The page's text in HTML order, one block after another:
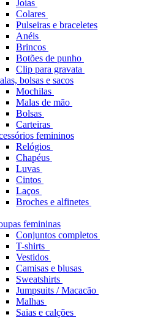
Joias
Colares
Pulseiras e braceletes
Anéis
Brincos
Botões de punho
Clip para gravata
bolsas e sacos
Mochilas
Malas de mão
Bolsas
Carteiras
femininos
Relógios
Chapéus
Luvas
Cintos
Laços
Broches e alfinetes
femininas
Conjuntos completos
T-shirts
Vestidos
Camisas e blusas
Sweatshirts
Jumpsuits / Macacão
Malhas
Saias e calções